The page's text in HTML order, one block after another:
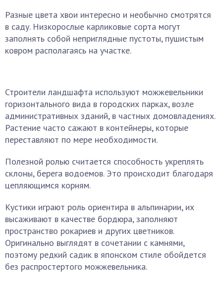
Разные цвета хвои интересно и необычно смотрятся
в саду. Низкорослые карликовые сорта могут
заполнять собой неприглядные пустоты, пушистым
ковром располагаясь на участке.
Строители ландшафта используют можжевельники
горизонтального вида в городских парках, возле
административных зданий, в частных домовладениях.
Растение часто сажают в контейнеры, которые
переставляют по мере необходимости.
Полезной ролью считается способность укреплять
склоны, берега водоемов. Это происходит благодаря
цепляющимся корням.
Кустики играют роль ориентира в альпинарии, их
высаживают в качестве бордюра, заполняют
пространство рокариев и других цветников.
Оригинально выглядят в сочетании с камнями,
поэтому редкий садик в японском стиле обойдется
без распростертого можжевельника.